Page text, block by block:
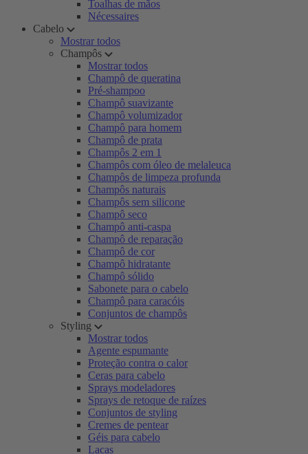
Toalhas de mãos
Nécessaires
Cabelo
Mostrar todos
Champôs
Mostrar todos
Champô de queratina
Pré-shampoo
Champô suavizante
Champô volumizador
Champô para homem
Champô de prata
Champôs 2 em 1
Champôs com óleo de melaleuca
Champôs de limpeza profunda
Champôs naturais
Champôs sem silicone
Champô seco
Champô anti-caspa
Champô de reparação
Champô de cor
Champô hidratante
Champô sólido
Sabonete para o cabelo
Champô para caracóis
Conjuntos de champôs
Styling
Mostrar todos
Agente espumante
Proteção contra o calor
Ceras para cabelo
Sprays modeladores
Sprays de retoque de raízes
Conjuntos de styling
Cremes de pentear
Géis para cabelo
Lacas